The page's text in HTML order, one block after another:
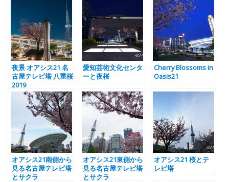
夜景 オアシス21 名
古屋テレビ塔 八重桜
2019
愛知芸術文化センタ
ーと夜桜
Cherry Blossoms in
Oasis21
オアシス21南側から
見る名古屋テレビ塔
とサクラ
オアシス21東側から
見る名古屋テレビ塔
とサクラ
オアシス21 桜とテ
レビ塔